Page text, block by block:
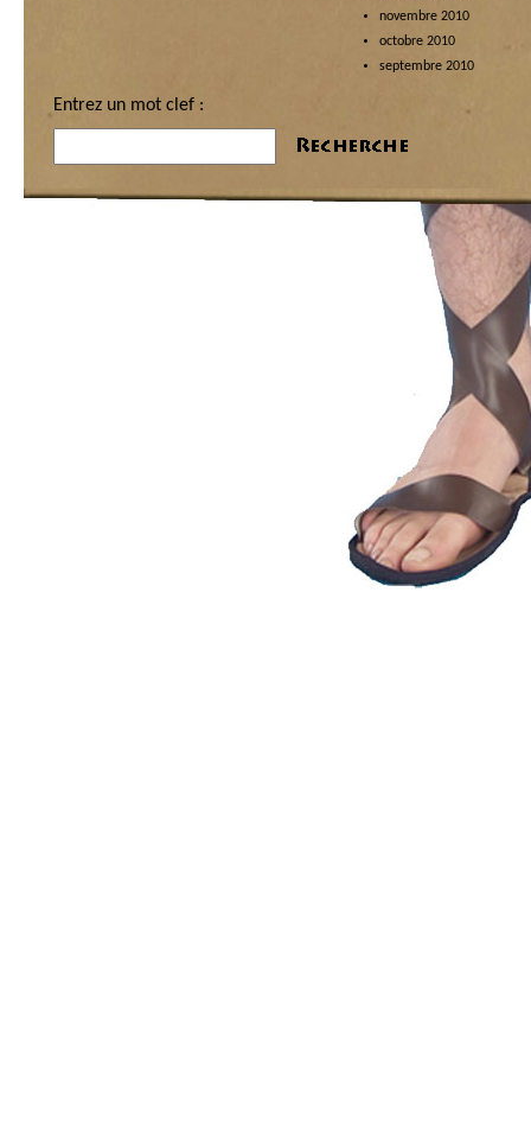
novembre 2010
octobre 2010
septembre 2010
Entrez un mot clef :